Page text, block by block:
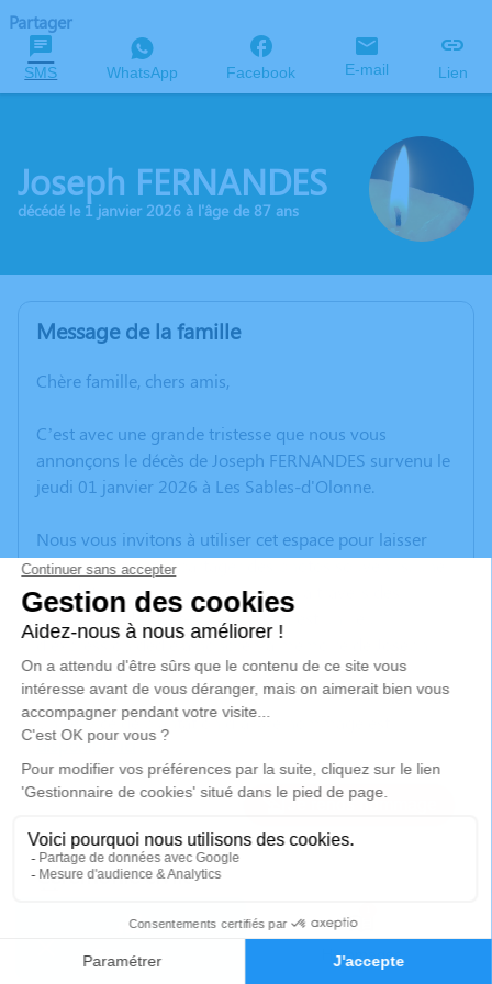
Faire-part Hommages
Partager
SMS WhatsApp Facebook E-mail Lien
Joseph FERNANDES
décédé le 1 janvier 2026 à l'âge de 87 ans
Message de la famille
Chère famille, chers amis,
C’est avec une grande tristesse que nous vous
annonçons le décès de Joseph FERNANDES survenu le
jeudi 01 janvier 2026 à Les Sables-d'Olonne.
Nous vous invitons à utiliser cet espace pour laisser
vos condoléances, partager des photos souvenirs, une
anecdote ou exprimer vos pensées à travers des
poèmes ou des textes. Cet endroit est un lieu
d'expression dédié à honorer la mémoire de Joseph
FERNANDES.
Un service de plantation d’arbre hommage est
disponible ici.
Je rends hommage
Cérémonie civile
Crématorium de Challans
27 Chemin des Bretellières